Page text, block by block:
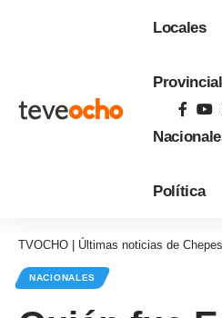
Locales
Política
TVOCHO | Últimas noticias de
NACIONALES